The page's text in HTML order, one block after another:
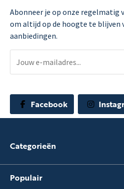
Abonneer je op onze regelmatig
om altijd op de hoogte te blijven
aanbiedingen.
Facebook
Categorieën
Populair